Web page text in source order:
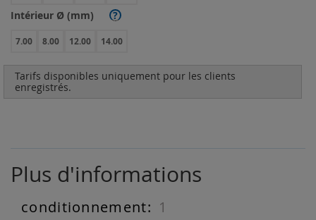
Intérieur Ø (mm) ?
7.00 8.00 12.00 14.00
Tarifs disponibles uniquement pour les clients
enregistrés.
Plus d'informations
Plus
1